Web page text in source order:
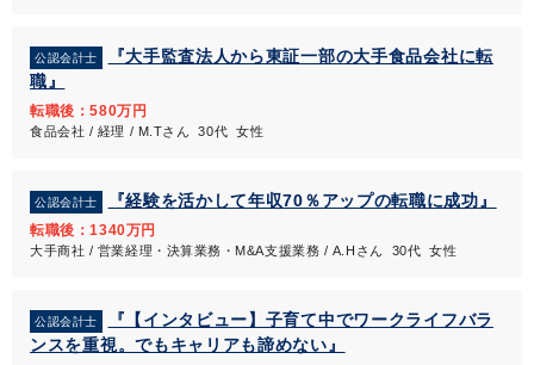
公認会計士
『大手監査法人から東証一部の大手食品会社に転
職』
転職後：580万円
食品会社 / 経理 / M.Tさん 30代 女性
公認会計士 『経験を活かして年収70％アップの転職に成功』
転職後：1340万円
大手商社 / 営業経理・決算業務・M&A支援業務 / A.Hさん 30代 女性
公認会計士
『【インタビュー】子育て中でワークライフバラ
ンスを重視。でもキャリアも諦めない』